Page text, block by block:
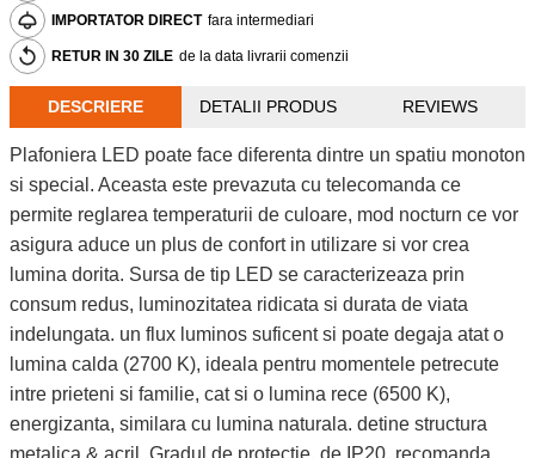
IMPORTATOR DIRECT fara intermediari
RETUR IN 30 ZILE de la data livrarii comenzii
DESCRIERE DETALII PRODUS REVIEWS
Plafoniera LED poate face diferenta dintre un spatiu monoton
si special. Aceasta este prevazuta cu telecomanda ce
permite reglarea temperaturii de culoare, mod nocturn ce vor
asigura aduce un plus de confort in utilizare si vor crea
lumina dorita. Sursa de tip LED se caracterizeaza prin
consum redus, luminozitatea ridicata si durata de viata
indelungata. un flux luminos suficent si poate degaja atat o
lumina calda (2700 K), ideala pentru momentele petrecute
intre prieteni si familie, cat si o lumina rece (6500 K),
energizanta, similara cu lumina naturala. detine structura
metalica & acril .Gradul de protectie, de IP20, recomanda